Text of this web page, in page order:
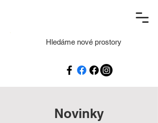
Hledáme nové prostory
Novinky